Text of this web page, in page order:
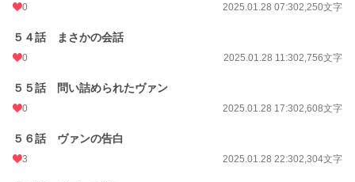
0 2025.01.28 07:302,250文字
５４話 まさかの会話
0 2025.01.28 11:302,756文字
５５話 問い詰められたヴァン
0 2025.01.28 17:302,608文字
５６話 ヴァンの告白
3 2025.01.28 22:302,304文字